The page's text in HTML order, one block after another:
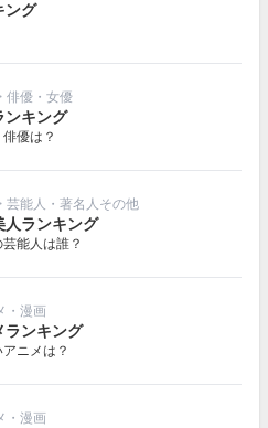
ング
俳優・女優
ンキング
優は？
芸能人・著名人その他
人ランキング
能人は誰？
・漫画
ランキング
ニメは？
・漫画